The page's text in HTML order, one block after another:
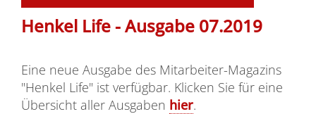
Henkel Life - Ausgabe 07.2019
Eine neue Ausgabe des Mitarbeiter-Magazins
"Henkel Life" ist verfügbar. Klicken Sie für eine
Übersicht aller Ausgaben hier.